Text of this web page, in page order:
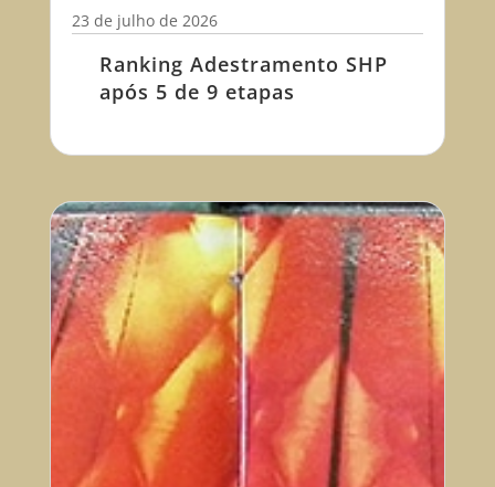
Ranking Adestramento SHP
após 5 de 9 etapas
23 de julho de 2026